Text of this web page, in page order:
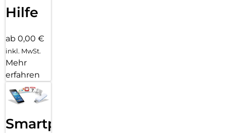
Hilfe
ab 0,00 €
inkl. MwSt.
Mehr
erfahren
Smartphone